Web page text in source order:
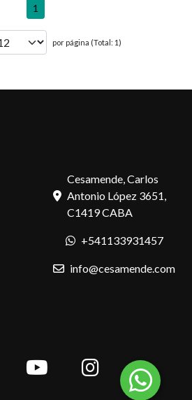
1
por página (Total: 1)
Cesamende, Carlos
Antonio López 3651,
C1419 CABA
+541133931457
info@cesamende.com